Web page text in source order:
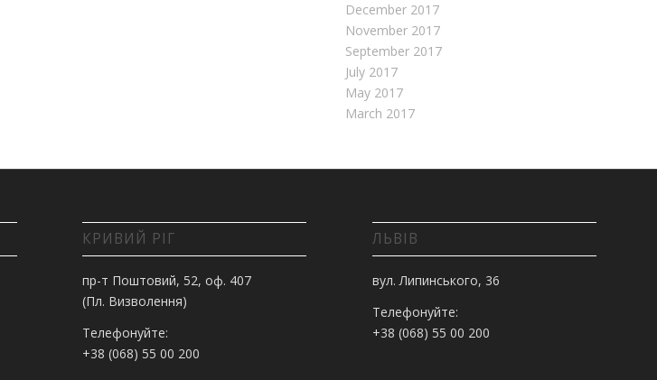
December 2017
November 2017
September 2017
July 2017
May 2017
March 2017
КРИВИЙ РІГ
пр-т Поштовий, 52, оф. 407
(Пл. Визволення)
Телефонуйте:
+38 (068) 55 00 200
ЛЬВІВ
вул. Липинського, 36
Телефонуйте:
+38 (068) 55 00 200